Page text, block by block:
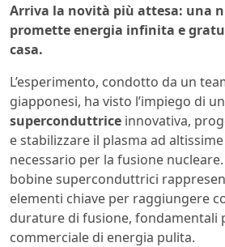
Arriva la novità più attesa: una
promette energia infinita e
casa.
L’esperimento, condotto da un
giapponesi, ha visto l’impiego di
superconduttrice innovativa,
e stabilizzare il plasma ad
necessario per la fusione
bobine superconduttrici
elementi chiave per raggiungere
durature di fusione, fondamentali
commerciale di energia pulita.